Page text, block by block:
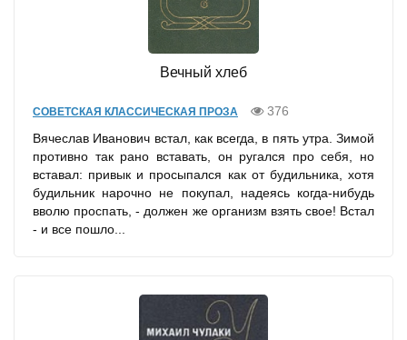
Вечный хлеб
СОВЕТСКАЯ КЛАССИЧЕСКАЯ ПРОЗА
376
Вячеслав Иванович встал, как всегда, в пять утра. Зимой
противно так рано вставать, он ругался про себя, но
вставал: привык и просыпался как от будильника, хотя
будильник нарочно не покупал, надеясь когда-нибудь
вволю проспать, - должен же организм взять свое! Встал
- и все пошло...